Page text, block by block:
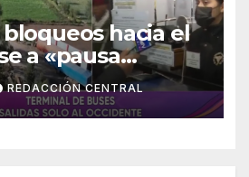
hacia el
a «pausa
REDACCIÓN CENTRAL